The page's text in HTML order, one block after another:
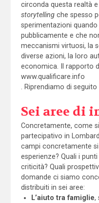
circonda questa realtà
storytellingche spesso
sperimentazioni
pubblicamente e che
meccanismi virtuosi, la
diverse azioni, la loro
economica. Il rapporto
www.qualificare.info
. Riprendiamo di
Sei aree di
Concretamente, come
partecipativo in
campi concretamente
esperienze? Quali i
criticità? Quali
domande ci siamo
distribuiti in sei aree:
L’aiuto tra famiglie,